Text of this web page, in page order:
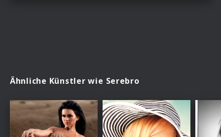
Ähnliche Künstler wie Serebro